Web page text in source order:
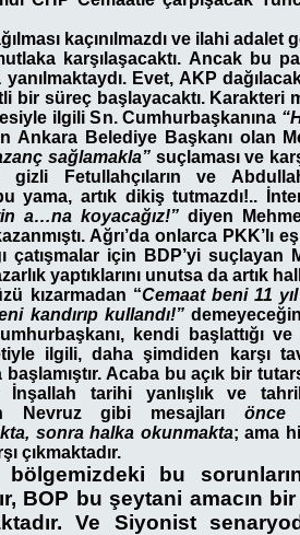
kaçınılmazdı ve ilahi adalet
karşılaşacaktı. Ancak bu
yanılmaktaydı. Evet, AKP
bir süreç başlayacaktı. Karakteri
ilgili Sn. Cumhurbaşkanına
Ankara Belediye Başkanı olan
sağlamakla”suçlaması ve
gizli Fetullahçıların ve
yama, artık dikiş tutmazdı!..
a…na koyacağız!”diyen
Ağrı’da onlarca PKK’lı
çatışmalar için BDP’yi suçlayan
yaptıklarını unutsa da artık
kızarmadan “Cemaat beni 11
kandırıp kullandı!”
kendi başlattığı
ilgili, daha şimdiden karşı
Acaba bu açık bir
tarihi yanlışlık ve
Nevruz gibi mesajları önce
sonra halka okunmakta; ama
çıkmaktadır.
bu
BOP bu şeytani amacın
Ve Siyonist